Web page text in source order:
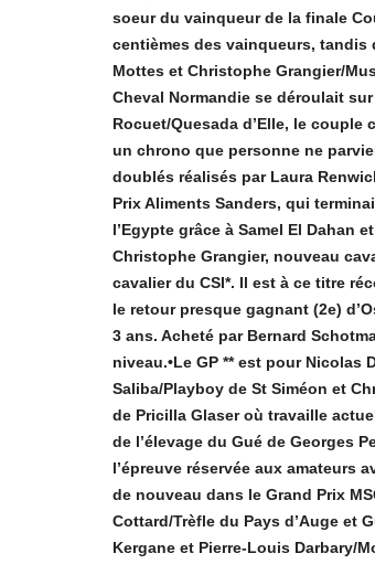
soeur du vainqueur de la finale
centièmes des vainqueurs, tandis
Mottes et Christophe Grangier/
Cheval Normandie se déroulait
Rocuet/Quesada d’Elle, le
un chrono que personne ne
doublés réalisés par Laura
Prix Aliments Sanders, qui
l’Egypte grâce à Samel El Dahan
Christophe Grangier, nouveau
cavalier du CSI*. Il est à ce titre
le retour presque gagnant (2e)
3 ans. Acheté par Bernard
niveau.•Le GP ** est pour Nicolas
Saliba/Playboy de St Siméon et
de Pricilla Glaser où travaille
de l’élevage du Gué de Georges
l’épreuve réservée aux amateurs
de nouveau dans le Grand Prix
Cottard/Trèfle du Pays d’Auge et
Kergane et Pierre-Louis Darbary/